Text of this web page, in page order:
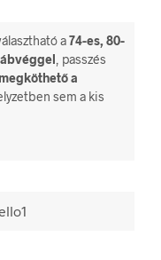
a74-es, 80-
, passzés
a
sem a kis